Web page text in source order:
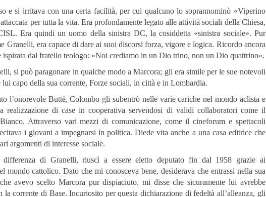
e si irritava con una certa facilità, per cui qualcuno lo soprannominò «Viperino
per tutta la vita. Era profondamente legato alle attività sociali della Chiesa,
Era quindi un uomo della sinistra DC, la cosiddetta «sinistra sociale». Pur
Granelli, era capace di dare ai suoi discorsi forza, vigore e logica. Ricordo ancora
ispirata dal fratello teologo: «Noi crediamo in un Dio trino, non un Dio quattrino».
si può paragonare in qualche modo a Marcora; gli era simile per le sue notevoli
lui capo della sua corrente, Forze sociali, in città e in Lombardia.
l’onorevole Buttè, Colombo gli subentrò nelle varie cariche nel mondo aclista e
realizzazione di case in cooperativa servendosi di validi collaboratori come il
Attraverso vari mezzi di comunicazione, come il cineforum e spettacoli
i giovani a impegnarsi in politica. Diede vita anche a una casa editrice che
argomenti di interesse sociale.
di Granelli, riuscì a essere eletto deputato fin dal 1958 grazie ai
mondo cattolico. Dato che mi conosceva bene, desiderava che entrassi nella sua
avevo scelto Marcora pur dispiaciuto, mi disse che sicuramente lui avrebbe
la corrente di Base. Incuriosito per questa dichiarazione di fedeltà all’alleanza, gli